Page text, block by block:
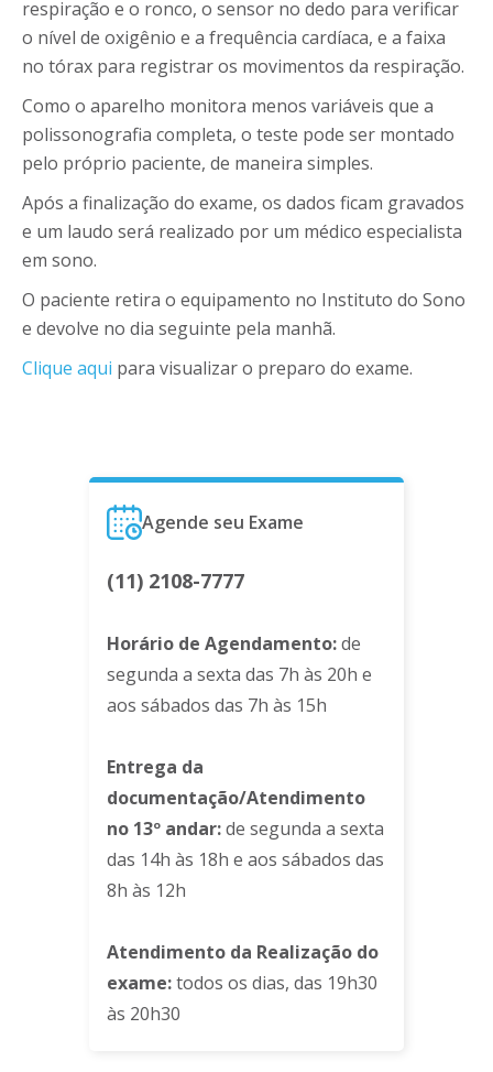
respiração e o ronco, o sensor no dedo para verificar
o nível de oxigênio e a frequência cardíaca, e a faixa
no tórax para registrar os movimentos da respiração.
Como o aparelho monitora menos variáveis que a
polissonografia completa, o teste pode ser montado
pelo próprio paciente, de maneira simples.
Após a finalização do exame, os dados ficam gravados
e um laudo será realizado por um médico especialista
em sono.
O paciente retira o equipamento no Instituto do Sono
e devolve no dia seguinte pela manhã.
Clique aqui para visualizar o preparo do exame.
Agende seu Exame
(11) 2108-7777
Horário de Agendamento:de
segunda a sexta das 7h às 20h e
aos sábados das 7h às 15h
Entrega da
documentação/Atendimento
no 13º andar:de segunda a sexta
das 14h às 18h e aos sábados das
8h às 12h
Atendimento da Realização do
exame:todos os dias, das 19h30
às 20h30